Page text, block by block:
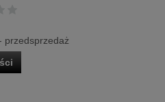
przedsprzedaż